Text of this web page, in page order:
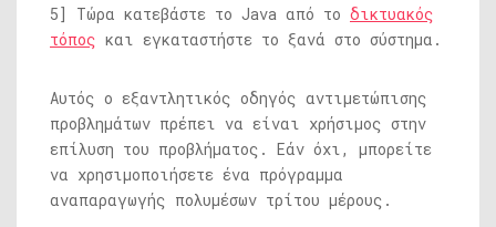
5] Τώρα κατεβάστε το Java από το δικτυακός
τόπος και εγκαταστήστε το ξανά στο σύστημα.
Αυτός ο εξαντλητικός οδηγός αντιμετώπισης
προβλημάτων πρέπει να είναι χρήσιμος στην
επίλυση του προβλήματος. Εάν όχι, μπορείτε
να χρησιμοποιήσετε ένα πρόγραμμα
αναπαραγωγής πολυμέσων τρίτου μέρους.